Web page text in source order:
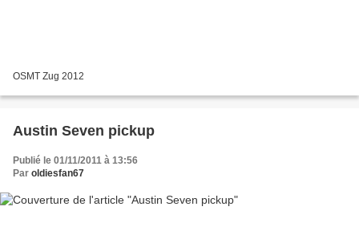
OSMT Zug 2012
Austin Seven pickup
Publié le 01/11/2011 à 13:56
Par oldiesfan67